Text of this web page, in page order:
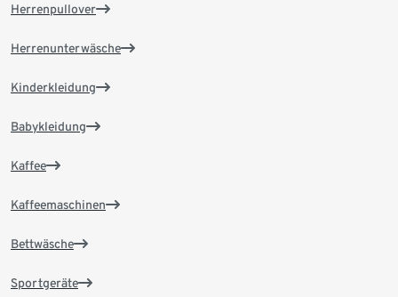
Herrenpullover
Herrenunterwäsche
Kinderkleidung
Babykleidung
Kaffee
Kaffeemaschinen
Bettwäsche
Sportgeräte